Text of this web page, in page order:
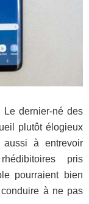
dernier-né des
plutôt élogieux
à entrevoir
pris
pourraient bien
à ne pas